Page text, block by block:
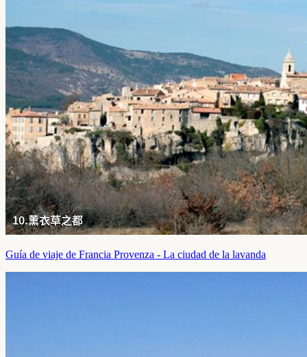
Guía de viaje de Francia Provenza - La ciudad de la lavanda